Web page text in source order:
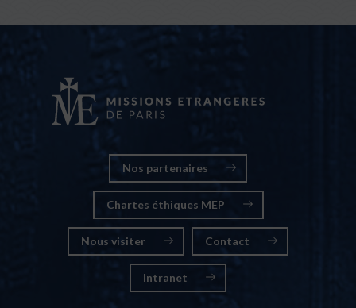
Nos partenaires
Chartes éthiques MEP
Nous visiter Contact
Intranet